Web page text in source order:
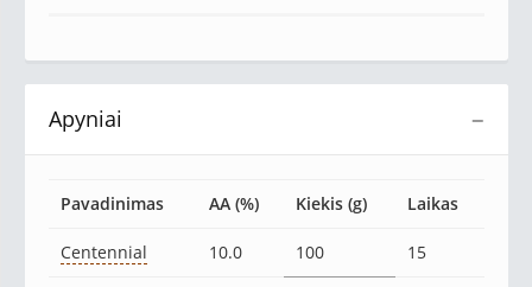
−
Apyniai
Pavadinimas AA (%) Kiekis (g) Laikas
Centennial 10.0 100 15